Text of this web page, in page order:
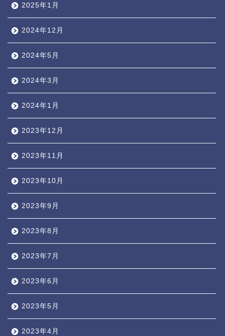
2025年1月
2024年12月
2024年5月
2024年3月
2024年1月
2023年12月
2023年11月
2023年10月
2023年9月
2023年8月
2023年7月
2023年6月
2023年5月
2023年4月